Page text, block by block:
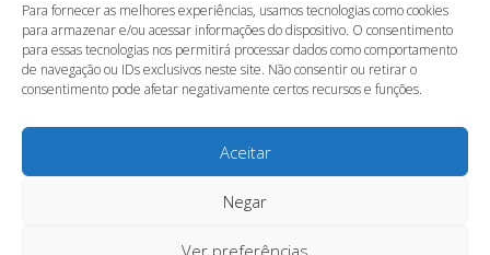
Para fornecer as melhores experiências, usamos tecnologias como cookies
para armazenar e/ou acessar informações do dispositivo. O consentimento
para essas tecnologias nos permitirá processar dados como comportamento
de navegação ou IDs exclusivos neste site. Não consentir ou retirar o
consentimento pode afetar negativamente certos recursos e funções.
Aceitar
Negar
Ver preferências
Copyright 2010 - 2019 Grupo Editorial Novo Conceito